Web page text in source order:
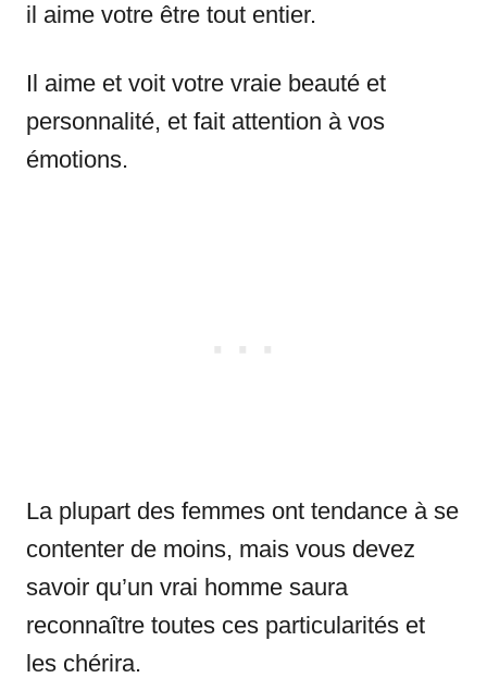
il aime votre être tout entier.
Il aime et voit votre vraie beauté et
personnalité, et fait attention à vos
émotions.
La plupart des femmes ont tendance à se
contenter de moins, mais vous devez
savoir qu’un vrai homme saura
reconnaître toutes ces particularités et
les chérira.